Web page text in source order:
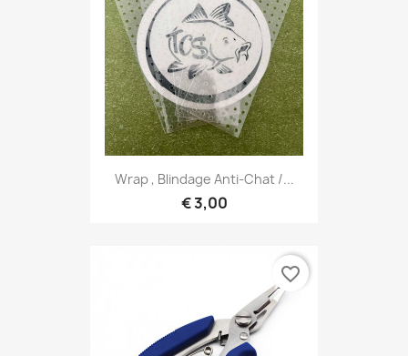
Wrap , Blindage Anti-Chat /...
€ 3,00
favorite_border